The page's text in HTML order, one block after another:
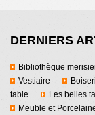
DERNIERS
Bibliothèque
Vestiaire
table
Les belles
Meuble et